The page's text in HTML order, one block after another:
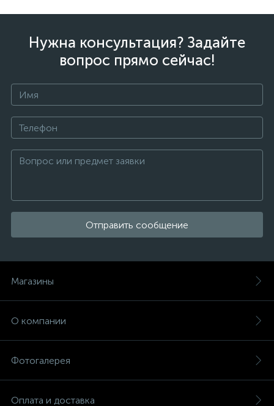
Нужна консультация? Задайте
вопрос прямо сейчас!
Отправить сообщение
Магазины
О компании
Фотогалерея
Оплата и доставка